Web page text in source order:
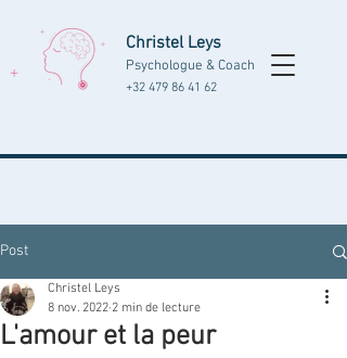
Christel Leys
Psychologue & Coach
+32 479 86 41 62
Post
L'amour et la peur
Christel Leys
8 nov. 2022 2 min de lecture